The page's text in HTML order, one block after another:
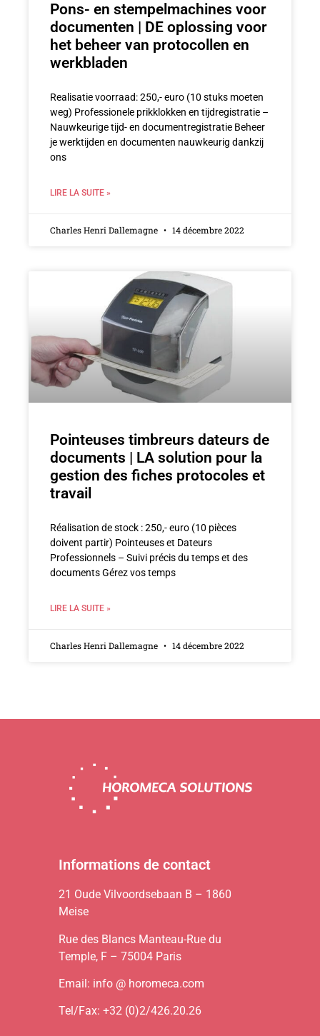
Pons- en stempelmachines voor
documenten | DE oplossing voor
het beheer van protocollen en
werkbladen
Realisatie voorraad: 250,- euro (10 stuks moeten
weg) Professionele prikklokken en tijdregistratie –
Nauwkeurige tijd- en documentregistratie Beheer
je werktijden en documenten nauwkeurig dankzij
ons
LIRE LA SUITE »
Charles Henri Dallemagne 14 décembre 2022
Pointeuses timbreurs dateurs de
documents | LA solution pour la
gestion des fiches protocoles et
travail
Réalisation de stock : 250,- euro (10 pièces
doivent partir) Pointeuses et Dateurs
Professionnels – Suivi précis du temps et des
documents Gérez vos temps
LIRE LA SUITE »
Charles Henri Dallemagne 14 décembre 2022
Informations de contact
21 Oude Vilvoordsebaan B – 1860
Meise
Rue des Blancs Manteau-Rue du
Temple, F – 75004 Paris
Email: info @ horomeca.com
Tel/Fax: +32 (0)2/426.20.26